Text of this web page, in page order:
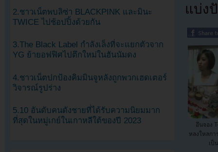
แบ่ง
อึนจอง
หลงใหลกา
เป็
2.ชาวเน็ตพบลิซ่า BLACKPINK และมินะ
TWICE ไปช้อปปิ้งด้วยกัน
3.The Black Label กำลังเล็งที่จะแยกตัวจาก
YG ย้ายอฟฟิศไปตึกใหม่ในฮันนัมดง
4.ชาวเน็ตปกป้องคิมมินจูหลังถูกพวกเฮดเตอร์
วิจารณ์รูปร่าง
5.10 อันดับคนดังชายที่ได้รับความนิยมมาก
ที่สุดในหมู่เกย์ในเกาหลีใต้ของปี 2023